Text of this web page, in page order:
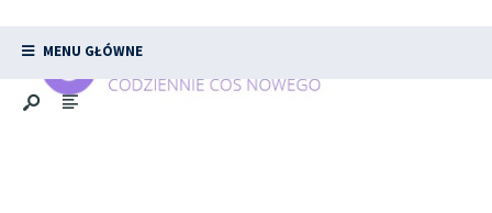
MENU GŁÓWNE